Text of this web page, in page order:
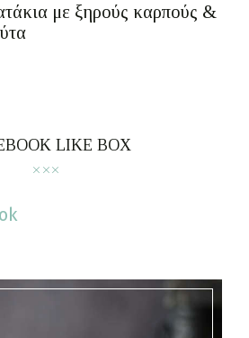
με ξηρούς καρπούς &
LIKE BOX